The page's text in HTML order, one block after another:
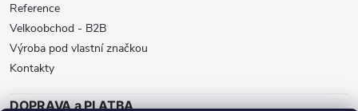
Reference
Velkoobchod - B2B
Výroba pod vlastní značkou
Kontakty
DOPRAVA a PLATBA